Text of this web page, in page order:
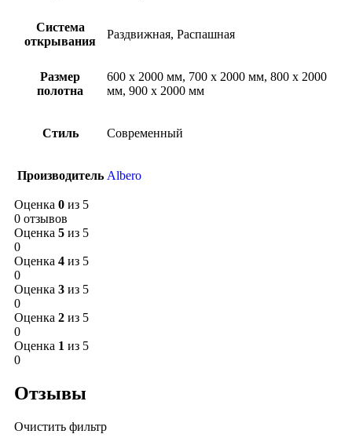
Система
открывания
Раздвижная, Распашная
Размер
полотна
600 х 2000 мм, 700 х 2000 мм, 800 х 2000
мм, 900 х 2000 мм
Стиль Современный
Производитель Albero
Оценка 0 из 5
0 отзывов
Оценка 5 из 5
0
Оценка 4 из 5
0
Оценка 3 из 5
0
Оценка 2 из 5
0
Оценка 1 из 5
0
Отзывы
Очистить фильтр